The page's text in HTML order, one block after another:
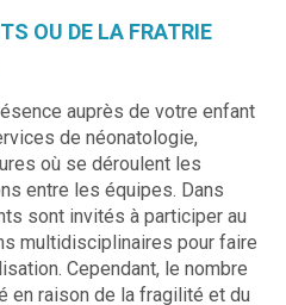
OU DE LA FRATRIE
auprès de votre enfant
de néonatologie,
où se déroulent les
entre les équipes. Dans
sont invités à participer au
multidisciplinaires pour faire
Cependant, le nombre
en raison de la fragilité et du